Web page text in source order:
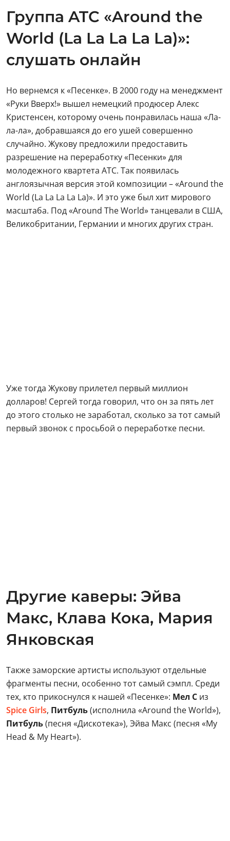
Группа ATC «Around the
World (La La La La La)»:
слушать онлайн
Но вернемся к «Песенке». В 2000 году на менеджмент
«Руки Вверх!» вышел немецкий продюсер Алекс
Кристенсен, которому очень понравилась наша «Ла-
ла-ла», добравшаяся до его ушей совершенно
случайно. Жукову предложили предоставить
разрешение на переработку «Песенки» для
молодежного квартета ATC. Так появилась
англоязычная версия этой композиции – «Around the
World (La La La La La)». И это уже был хит мирового
масштаба. Под «Around The World» танцевали в США,
Великобритании, Германии и многих других стран.
Уже тогда Жукову прилетел первый миллион
долларов! Сергей тогда говорил, что он за пять лет
до этого столько не заработал, сколько за тот самый
первый звонок с просьбой о переработке песни.
Другие каверы: Эйва
Макс, Клава Кока, Мария
Янковская
Также заморские артисты используют отдельные
фрагменты песни, особенно тот самый сэмпл. Среди
тех, кто прикоснулся к нашей «Песенке»: Мел С из
Spice Girls, Питбуль(исполнила «Around the World»),
Питбуль(песня «Дискотека»), Эйва Макс (песня «My
Head & My Heart»).